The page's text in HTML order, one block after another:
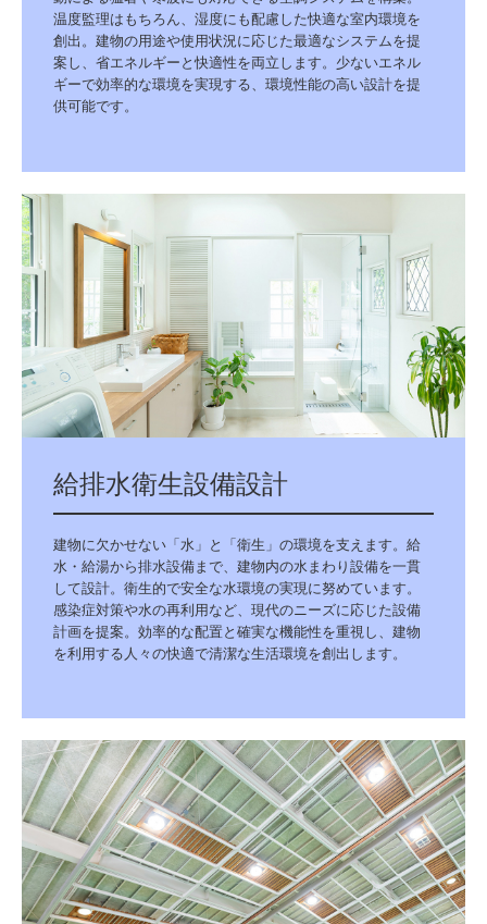
温度監理はもちろん、湿度にも配慮した快適な室内環境を
創出。建物の用途や使用状況に応じた最適なシステムを提
案し、省エネルギーと快適性を両立します。少ないエネル
ギーで効率的な環境を実現する、環境性能の高い設計を提
供可能です。
給排水衛生設備設計
建物に欠かせない「水」と「衛生」の環境を支えます。給
水・給湯から排水設備まで、建物内の水まわり設備を一貫
して設計。衛生的で安全な水環境の実現に努めています。
感染症対策や水の再利用など、現代のニーズに応じた設備
計画を提案。効率的な配置と確実な機能性を重視し、建物
を利用する人々の快適で清潔な生活環境を創出します。